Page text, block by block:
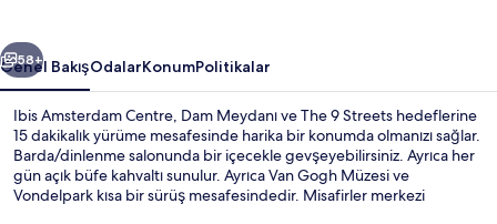
Sonraki
58+
Genel BakışOdalarKonumPolitikalar
Ibis Amsterdam Centre, Dam Meydanı ve The 9 Streets hedeflerine
15 dakikalık yürüme mesafesinde harika bir konumda olmanızı sağlar.
Barda/dinlenme salonunda bir içecekle gevşeyebilirsiniz. Ayrıca her
gün açık büfe kahvaltı sunulur. Ayrıca Van Gogh Müzesi ve
Vondelpark kısa bir sürüş mesafesindedir. Misafirler merkezi